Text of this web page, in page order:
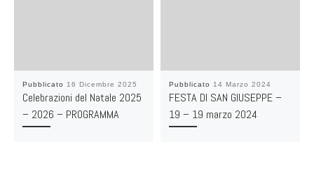
Pubblicato 16 Dicembre 2025
Celebrazioni del Natale 2025
– 2026 – PROGRAMMA
Pubblicato 14 Marzo 2024
FESTA DI SAN GIUSEPPE –
19 – 19 marzo 2024